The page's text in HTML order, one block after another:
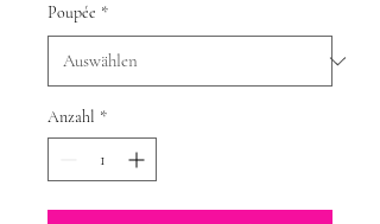
Poupée *
Anzahl *